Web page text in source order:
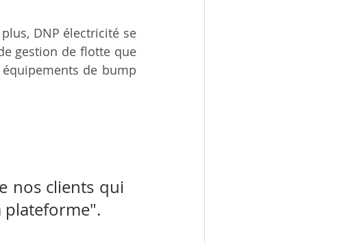
DNP électricité se
gestion de flotte que
de bump
nos clients qui
plateforme".